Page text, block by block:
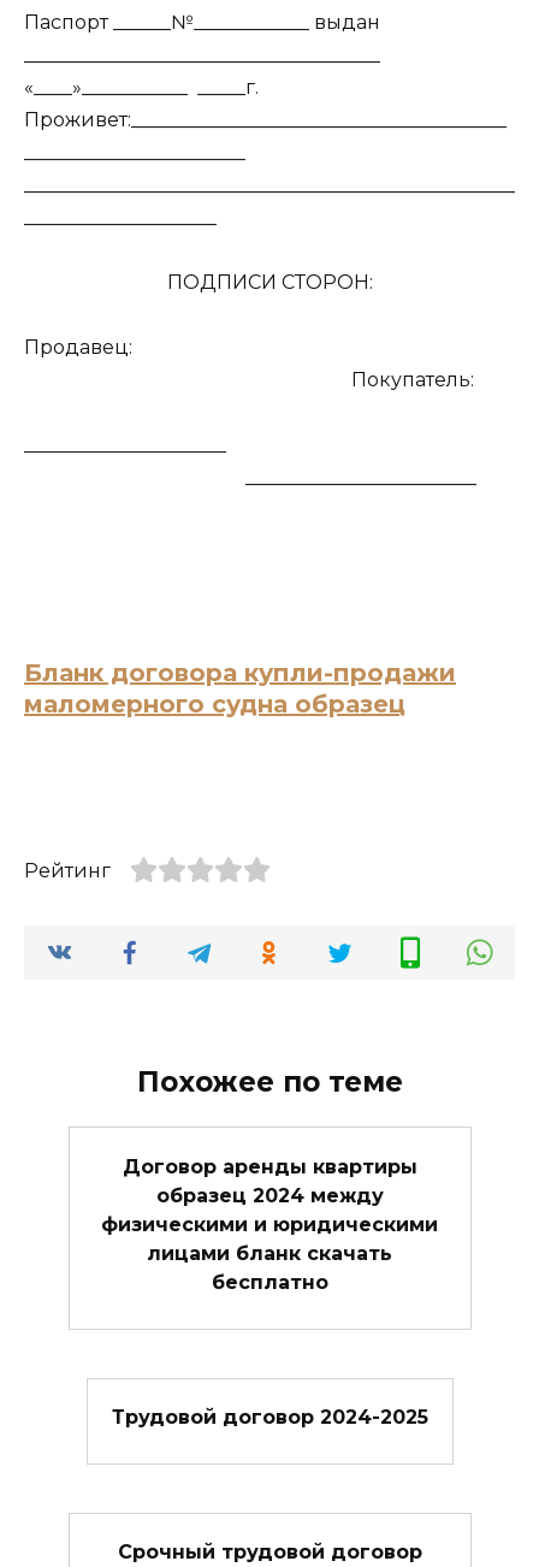
Паспорт ______№____________ выдан
«____»___________ _____г.
Проживет:_______________________________________
ПОДПИСИ СТОРОН:
Продавец:
Покупатель:
Бланк договора купли-продажи
маломерного судна образец
Рейтинг
Похожее по теме
Договор аренды квартиры
образец 2024 между
физическими и юридическими
лицами бланк скачать
бесплатно
Трудовой договор 2024-2025
Cрочный трудовой договор